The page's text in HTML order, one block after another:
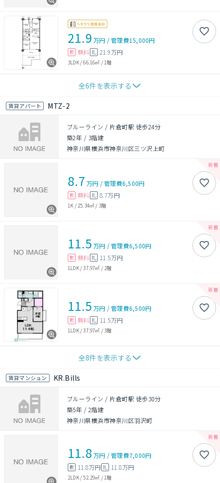
21.9 万円 /管理費15,000円
敷 無料 礼 21.9万円
3LDK/66.16㎡ /1階
全6件を表示する
賃貸アパート MTZ-2
ブルーライン / 片倉町駅 徒歩24分
築2年 / 3階建
神奈川県横浜市神奈川区三ツ沢上町
8.7 万円 /管理費6,500円
敷 無料 礼 8.7万円
1K / 25.34㎡ / 3階
11.5 万円 /管理費6,500円
敷 無料 礼 11.5万円
1LDK/37.97㎡ / 2階
11.5 万円 /管理費6,500円
敷 無料 礼 11.5万円
1LDK/37.97㎡ /3階
全8件を表示する
賃貸マンション KR.Bills
ブルーライン / 片倉町駅 徒歩30分
築5年 / 2階建
神奈川県横浜市神奈川区羽沢町
11.8万円 /管理費7,000円
敷 11.8万円 礼 11.8万円
2LDK/52.29㎡ / 1階